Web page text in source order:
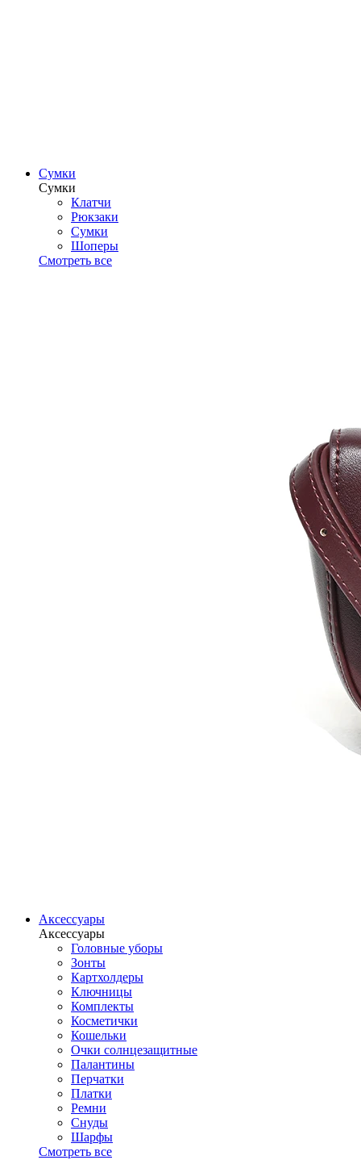
Сумки
Сумки
Клатчи
Рюкзаки
Сумки
Шоперы
Смотреть все
Аксессуары
Аксессуары
Головные уборы
Зонты
Картхолдеры
Ключницы
Комплекты
Косметички
Кошельки
Очки солнцезащитные
Палантины
Перчатки
Платки
Ремни
Снуды
Шарфы
Смотреть все